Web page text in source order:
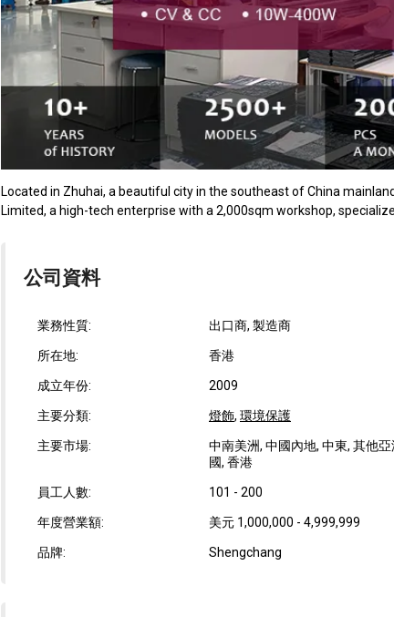
Located in Zhuhai, a beautiful city in the southeast of China
Limited, a high-tech enterprise with a 2,000sqm workshop,
公司資料
業務性質: 出口商, 製造商
所在地: 香港
成立年份: 2009
主要分類: 燈飾, 環境保護
主要市場:
中南美洲, 中國內地, 中東, 其他
國, 香港
員工人數: 101 - 200
年度營業額: 美元 1,000,000 - 4,999,999
品牌: Shengchang